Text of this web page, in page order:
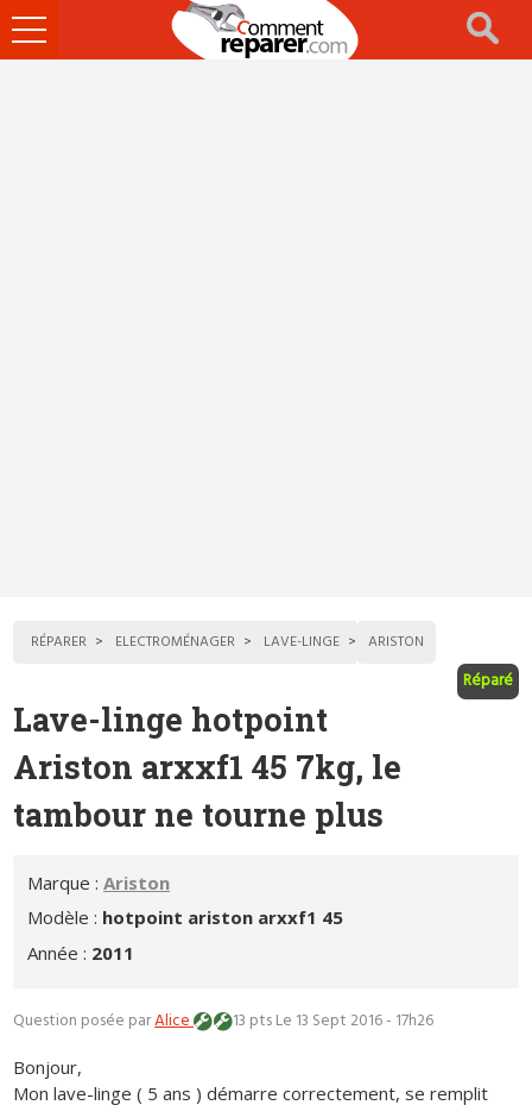
Ouvrir
le
RÉPARER ELECTROMÉNAGER LAVE-LINGE ARISTON
Réparé
Lave-linge hotpoint
Ariston arxxf1 45 7kg, le
tambour ne tourne plus
Marque :Ariston
Modèle : hotpoint ariston arxxf1 45
Année : 2011
Question posée parAlice 13 ptsLe 13 Sept 2016 - 17h26
Bonjour,
Mon lave-linge ( 5 ans ) démarre correctement, se remplit